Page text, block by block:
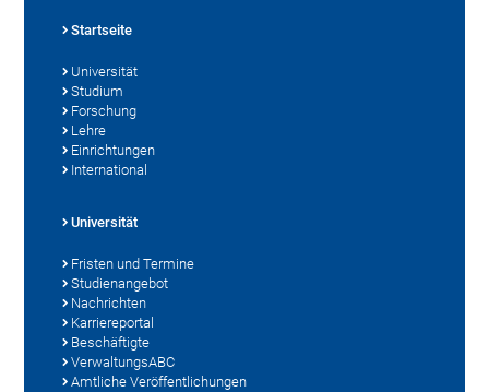
Startseite
Universität
Studium
Forschung
Lehre
Einrichtungen
International
Universität
Fristen und Termine
Studienangebot
Nachrichten
Karriereportal
Beschäftigte
VerwaltungsABC
Amtliche Veröffentlichungen